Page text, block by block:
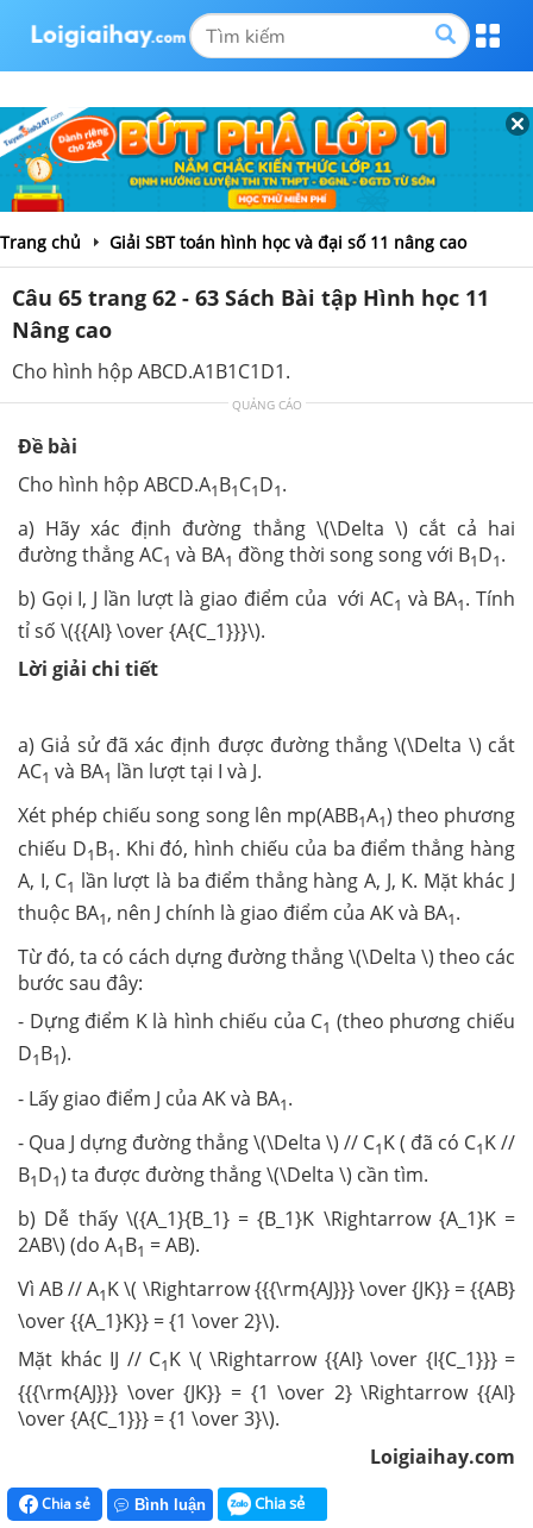
Trang chủ Giải SBT toán hình học và đại số 11 nâng cao
Câu 65 trang 62 - 63 Sách Bài tập Hình học 11
Nâng cao
Cho hình hộp ABCD.A1B1C1D1.
QUẢNG CÁO
Đề bài
Cho hình hộp ABCD.A1B1C1D1.
a) Hãy xác định đường thẳng \(\Delta \) cắt cả hai
đường thẳng AC1 và BA1 đồng thời song song với B1D1.
b) Gọi I, J lần lượt là giao điểm của với AC1 và BA1. Tính
tỉ số \({{AI} \over {A{C_1}}}\).
Lời giải chi tiết
a) Giả sử đã xác định được đường thẳng \(\Delta \) cắt
AC1 và BA1 lần lượt tại I và J.
Xét phép chiếu song song lên mp(ABB1A1) theo phương
chiếu D1B1. Khi đó, hình chiếu của ba điểm thẳng hàng
A, I, C1 lần lượt là ba điểm thẳng hàng A, J, K. Mặt khác J
thuộc BA1, nên J chính là giao điểm của AK và BA1.
Từ đó, ta có cách dựng đường thẳng \(\Delta \) theo các
bước sau đây:
- Dựng điểm K là hình chiếu của C1 (theo phương chiếu
D1B1).
- Lấy giao điểm J của AK và BA1.
- Qua J dựng đường thẳng \(\Delta \) // C1K ( đã có C1K //
B1D1) ta được đường thẳng \(\Delta \) cần tìm.
b) Dễ thấy \({A_1}{B_1} = {B_1}K \Rightarrow {A_1}K =
2AB\) (do A1B1 = AB).
Vì AB // A1K \( \Rightarrow {{{\rm{AJ}}} \over {JK}} = {{AB}
\over {{A_1}K}} = {1 \over 2}\).
Mặt khác IJ // C1K \( \Rightarrow {{AI} \over {I{C_1}}} =
{{{\rm{AJ}}} \over {JK}} = {1 \over 2} \Rightarrow {{AI}
\over {A{C_1}}} = {1 \over 3}\).
Loigiaihay.com
Chia sẻ Bình luận Chia sẻ